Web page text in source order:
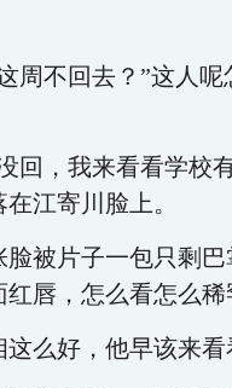
周不回去？”这人
回，我来看看学校
江寄川脸上。
脸被片子一包只剩
唇，怎么看怎么稀
么好，他早该来看